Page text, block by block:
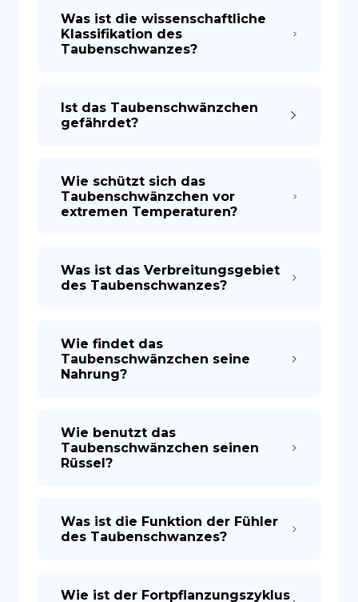
Was ist die wissenschaftliche
Klassifikation des
Taubenschwanzes?
Ist das Taubenschwänzchen
gefährdet?
Wie schützt sich das
Taubenschwänzchen vor
extremen Temperaturen?
Was ist das Verbreitungsgebiet
des Taubenschwanzes?
Wie findet das
Taubenschwänzchen seine
Nahrung?
Wie benutzt das
Taubenschwänzchen seinen
Rüssel?
Was ist die Funktion der Fühler
des Taubenschwanzes?
Wie ist der Fortpflanzungszyklus